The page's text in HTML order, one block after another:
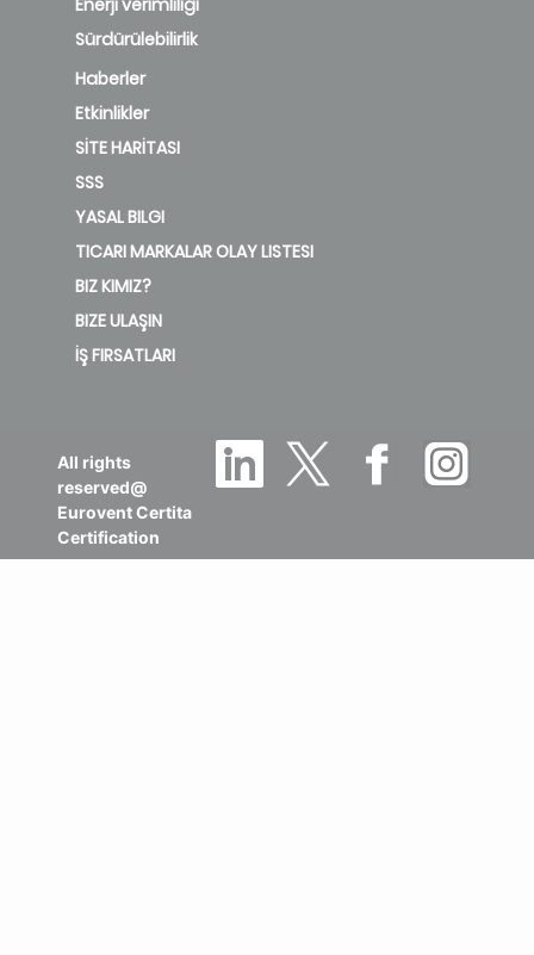
Enerji verimliliği
Sürdürülebilirlik
Haberler
Etkinlikler
SİTE HARİTASI
SSS
YASAL BILGI
TICARI MARKALAR OLAY LISTESI
BIZ KIMIZ?
BIZE ULAŞIN
İŞ FIRSATLARI
All rights
reserved@
Eurovent Certita
Certification